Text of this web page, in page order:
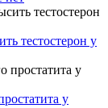
тестостерон у
у